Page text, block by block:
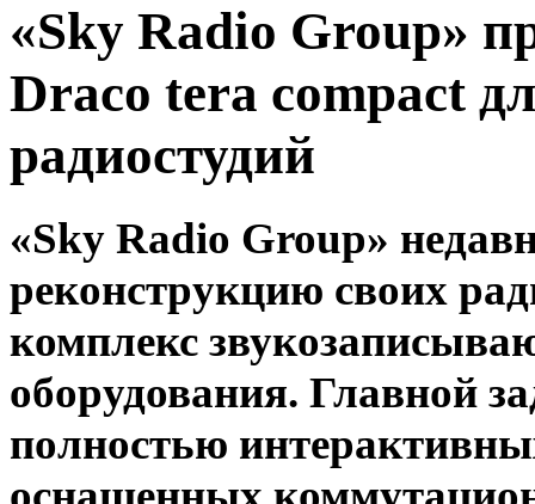
«Sky Radio Group»
Draco tera compact
радиостудий
«Sky Radio Group»
реконструкцию своих
комплекс
оборудования. Главной
полностью